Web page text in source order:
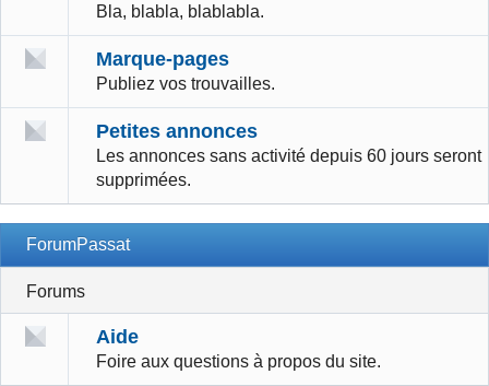
Bla, blabla, blablabla.
Marque-pages
Publiez vos trouvailles.
Petites annonces
Les annonces sans activité depuis 60 jours seront
supprimées.
ForumPassat
Forums
Aide
Foire aux questions à propos du site.